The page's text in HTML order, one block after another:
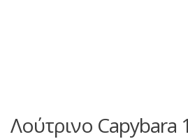
Λούτρινο Capybara